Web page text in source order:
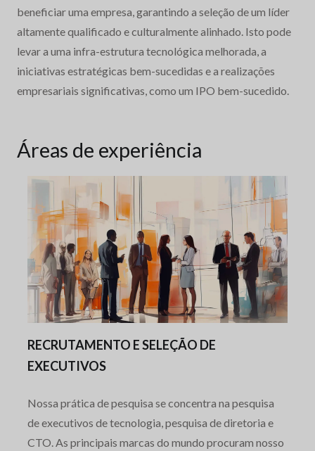
beneficiar uma empresa, garantindo a seleção de um líder
altamente qualificado e culturalmente alinhado. Isto pode
levar a uma infra-estrutura tecnológica melhorada, a
iniciativas estratégicas bem-sucedidas e a realizações
empresariais significativas, como um IPO bem-sucedido.
Áreas de experiência
RECRUTAMENTO E SELEÇÃO DE
EXECUTIVOS
Nossa prática de pesquisa se concentra na pesquisa
de executivos de tecnologia, pesquisa de diretoria e
CTO. As principais marcas do mundo procuram nosso